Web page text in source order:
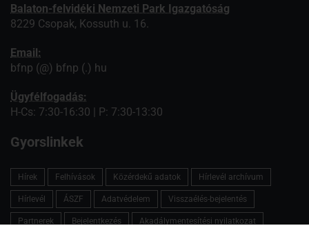
Balaton-felvidéki Nemzeti Park Igazgatóság
8229 Csopak, Kossuth u. 16.
Email:
bfnp (@) bfnp (.) hu
Ügyfélfogadás:
H-Cs: 7:30-16:30 | P: 7:30-13:30
Gyorslinkek
Hírek Felhívások Közérdekű adatok Hírlevél archívum
Hírlevél ÁSZF Adatvédelem Visszaélés-bejelentés
Partnerek Bejelentkezés Akadálymentesítési nyilatkozat